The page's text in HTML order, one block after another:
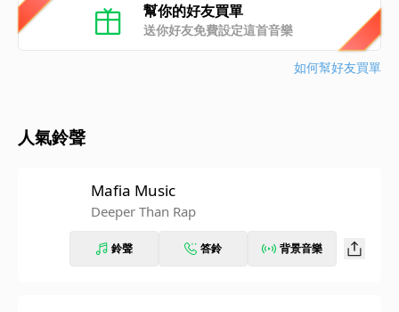
幫你的好友買單
送你好友免費設定這首音樂
如何幫好友買單
人氣鈴聲
Mafia Music
Deeper Than Rap
鈴聲 答鈴 背景音樂